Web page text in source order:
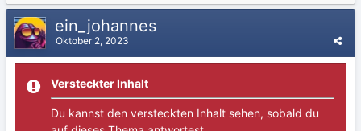
ein_johannes
Oktober 2, 2023
Versteckter Inhalt
Du kannst den versteckten Inhalt sehen, sobald du